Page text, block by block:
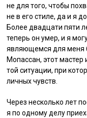
не для того, чтобы
не в его стиле, да и я
Более двадцати пяти
теперь он умер, и я
являющемся для меня
Мопассан, этот
той ситуации, при
личных чувств.
Через несколько лет
я по одному делу